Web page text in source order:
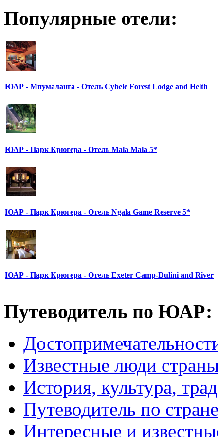
Популярные отели:
ЮАР - Мпумаланга - Отель Cybele Forest Lodge and Helth
ЮАР - Парк Крюгера - Отель Mala Mala 5*
ЮАР - Парк Крюгера - Отель Ngala Game Reserve 5*
ЮАР - Парк Крюгера - Отель Exeter Camp-Dulini and River
Путеводитель по ЮАР:
Известные люди
История, культура,
Путеводитель по стране
Интересные и